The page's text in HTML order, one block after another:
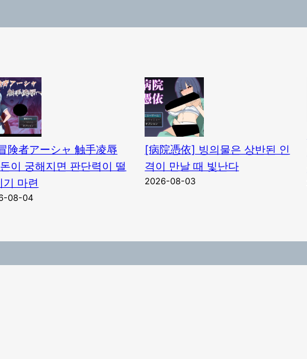
険者アーシャ 触手凌辱
이 궁해지면 판단력이 떨
기 마련
08-04
[病院憑依] 빙의물은 상반된 인
격이 만날 때 빛난다
2026-08-03